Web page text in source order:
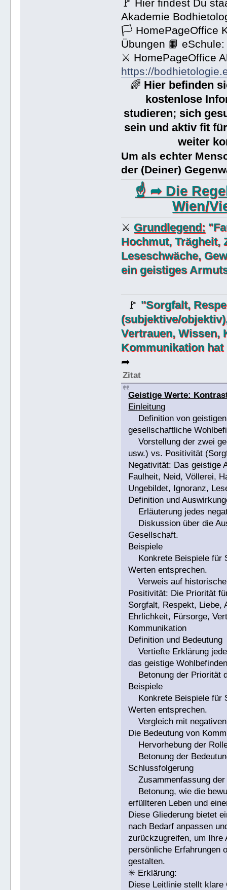
🚩 Hier findest Du
Akademie
🏳 HomePageOffice
Übungen 📙
⚔ HomePageOffice
https://
🌈 Hier befinden
kostenlose
studieren; sich
sein und aktiv fit
weiter
Um als echter
der (Deiner)
☝ ➦ Die
Wien/
⚔ Grundlegend:
Hochmut, Trägheit,
Leseschwäche,
ein geistiges
🚩 "Sorgfalt,
(subjektive/
Vertrauen, Wissen,
Kommunikation
➦
Zitat
Geistige Werte:
Einleitung
Definition von geistigen
gesellschaftliche
Vorstellung der zwei
usw.) vs. Positivität
Negativität: Das geistige
Faulheit, Neid, Völlerei,
Ungebildet, Ignoranz,
Definition und
Erläuterung jedes
Diskussion über die
Gesellschaft.
Beispiele
Konkrete Beispiele für
Werten entsprechen.
Verweis auf
Positivität: Die Priorität
Sorgfalt, Respekt, Liebe,
Ehrlichkeit, Fürsorge,
Kommunikation
Definition und Bedeutung
Vertiefte Erklärung
das geistige
Betonung der Priorität
Beispiele
Konkrete Beispiele für
Werten entsprechen.
Vergleich mit
Die Bedeutung von
Hervorhebung der
Betonung der
Schlussfolgerung
Zusammenfassung der
Betonung, wie die
erfüllteren Leben und
Diese Gliederung bietet
nach Bedarf anpassen
zurückzugreifen, um Ihre
persönliche Erfahrungen
gestalten.
✳ Erklärung:
Diese Leitlinie stellt